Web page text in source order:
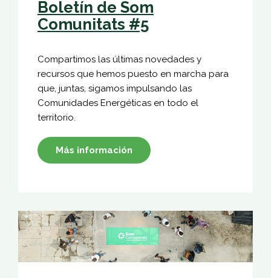
Boletín de Som
Comunitats #5
Compartimos las últimas novedades y
recursos que hemos puesto en marcha para
que, juntas, sigamos impulsando las
Comunidades Energéticas en todo el
territorio.
Más información